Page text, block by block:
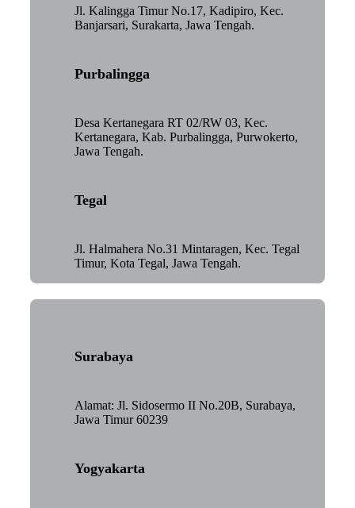
Jl. Kalingga Timur No.17, Kadipiro, Kec.
Banjarsari, Surakarta, Jawa Tengah.
Purbalingga
Desa Kertanegara RT 02/RW 03, Kec.
Kertanegara, Kab. Purbalingga, Purwokerto,
Jawa Tengah.
Tegal
Jl. Halmahera No.31 Mintaragen, Kec. Tegal
Timur, Kota Tegal, Jawa Tengah.
Surabaya
Alamat: Jl. Sidosermo II No.20B, Surabaya,
Jawa Timur 60239
Yogyakarta